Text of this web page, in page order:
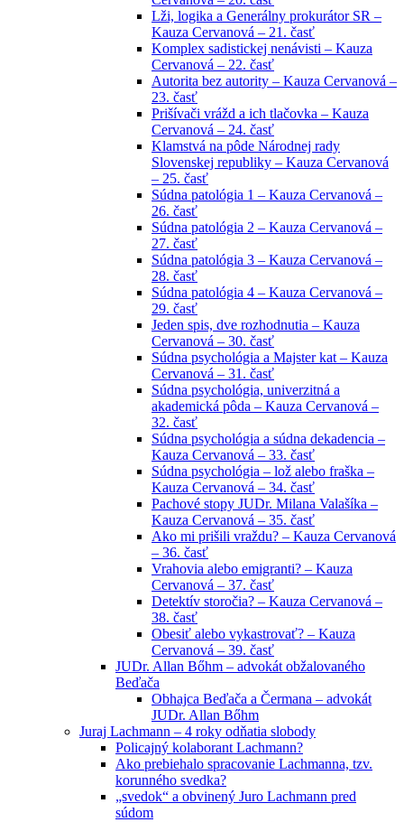
Lži, logika a Generálny prokurátor SR –
Kauza Cervanová – 21. časť
Komplex sadistickej nenávisti – Kauza
Cervanová – 22. časť
Autorita bez autority – Kauza Cervanová –
23. časť
Prišívači vrážd a ich tlačovka – Kauza
Cervanová – 24. časť
Klamstvá na pôde Národnej rady
Slovenskej republiky – Kauza Cervanová
– 25. časť
Súdna patológia 1 – Kauza Cervanová –
26. časť
Súdna patológia 2 – Kauza Cervanová –
27. časť
Súdna patológia 3 – Kauza Cervanová –
28. časť
Súdna patológia 4 – Kauza Cervanová –
29. časť
Jeden spis, dve rozhodnutia – Kauza
Cervanová – 30. časť
Súdna psychológia a Majster kat – Kauza
Cervanová – 31. časť
Súdna psychológia, univerzitná a
akademická pôda – Kauza Cervanová –
32. časť
Súdna psychológia a súdna dekadencia –
Kauza Cervanová – 33. časť
Súdna psychológia – lož alebo fraška –
Kauza Cervanová – 34. časť
Pachové stopy JUDr. Milana Valašíka –
Kauza Cervanová – 35. časť
Ako mi prišili vraždu? – Kauza Cervanová
– 36. časť
Vrahovia alebo emigranti? – Kauza
Cervanová – 37. časť
Detektív storočia? – Kauza Cervanová –
38. časť
Obesiť alebo vykastrovať? – Kauza
Cervanová – 39. časť
JUDr. Allan Bőhm – advokát obžalovaného
Beďača
Obhajca Beďača a Čermana – advokát
JUDr. Allan Bőhm
Juraj Lachmann – 4 roky odňatia slobody
Policajný kolaborant Lachmann?
Ako prebiehalo spracovanie Lachmanna, tzv.
korunného svedka?
„svedok“ a obvinený Juro Lachmann pred
súdom